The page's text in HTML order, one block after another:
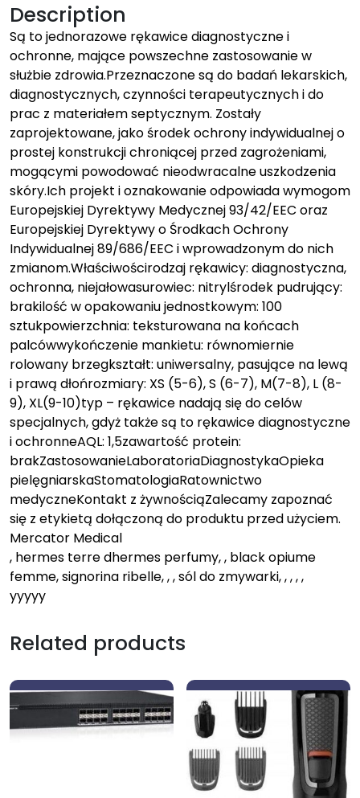
Description
Są to jednorazowe rękawice diagnostyczne i
ochronne, mające powszechne zastosowanie w
służbie zdrowia.Przeznaczone są do badań lekarskich,
diagnostycznych, czynności terapeutycznych i do
prac z materiałem septycznym. Zostały
zaprojektowane, jako środek ochrony indywidualnej o
prostej konstrukcji chroniącej przed zagrożeniami,
mogącymi powodować nieodwracalne uszkodzenia
skóry.Ich projekt i oznakowanie odpowiada wymogom
Europejskiej Dyrektywy Medycznej 93/42/EEC oraz
Europejskiej Dyrektywy o Środkach Ochrony
Indywidualnej 89/686/EEC i wprowadzonym do nich
zmianom.Właściwościrodzaj rękawicy: diagnostyczna,
ochronna, niejałowasurowiec: nitrylśrodek pudrujący:
brakilość w opakowaniu jednostkowym: 100
sztukpowierzchnia: teksturowana na końcach
palcówwykończenie mankietu: równomiernie
rolowany brzegkształt: uniwersalny, pasujące na lewą
i prawą dłońrozmiary: XS (5-6), S (6-7), M(7-8), L (8-
9), XL(9-10)typ – rękawice nadają się do celów
specjalnych, gdyż także są to rękawice diagnostyczne
i ochronneAQL: 1,5zawartość protein:
brakZastosowanieLaboratoriaDiagnostykaOpieka
pielęgniarskaStomatologiaRatownictwo
medyczneKontakt z żywnościąZalecamy zapoznać
się z etykietą dołączoną do produktu przed użyciem.
Mercator Medical
, hermes terre dhermes perfumy, , black opiume
femme, signorina ribelle, , , sól do zmywarki, , , , ,
yyyyy
Related products